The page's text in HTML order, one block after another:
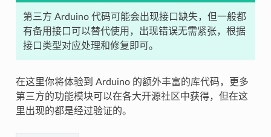
第三方 Arduino 代码可能会出现接口缺失，但一般都
有备用接口可以替代使用，出现错误无需紧张，根据
接口类型对应处理和修复即可。
在这里你将体验到 Arduino 的额外丰富的库代码，更多
第三方的功能模块可以在各大开源社区中获得，但在这
里出现的都是经过验证的。